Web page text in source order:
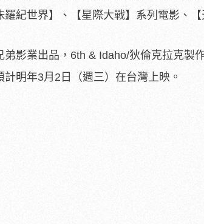
羅紀世界】、【星際大戰】系列電影、【
弟影業出品，6th & Idaho/狄倫克拉克製
明年3月2日（週三）在台灣上映。